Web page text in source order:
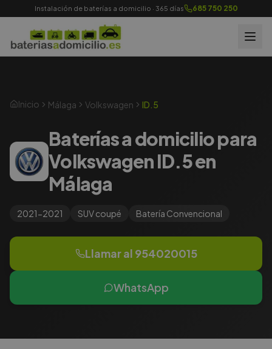
Instalación de baterías a domicilio · 365 días 685 750 250
Inicio Málaga Volkswagen ID.5
Baterías a domicilio para
Volkswagen ID.5 en
Málaga
2021-2021 SUV coupé Batería Convencional
Llamar al 954020015
WhatsApp